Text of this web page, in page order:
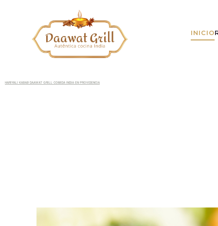
INICIO
HARIYALI KABAB DAAWAT GRILL COMIDA INDIA EN PROVIDENCIA